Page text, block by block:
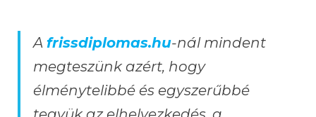
A frissdiplomas.hu-nál mindent
megteszünk azért, hogy
élménytelibbé és egyszerűbbé